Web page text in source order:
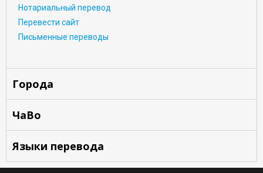
Нотариальный перевод
Перевести сайт
Письменные переводы
Города
ЧаВо
Языки перевода